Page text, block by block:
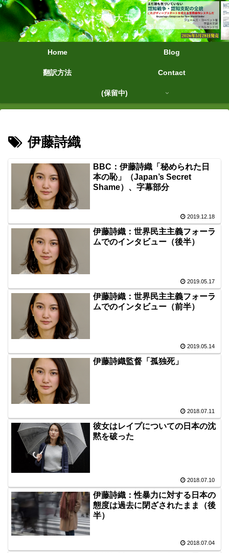
字幕大王
Home Blog
翻訳方法 Contact
(保留中)
伊藤詩織
BBC：伊藤詩織「秘められた日
本の恥」（Japan’s Secret
Shame）、字幕部分
2019.12.18
伊藤詩織：世界民主主義フォーラ
ムでのインタビュー（後半）
2019.05.17
伊藤詩織：世界民主主義フォーラ
ムでのインタビュー（前半）
2019.05.14
伊藤詩織監督「孤独死」
2018.07.11
彼女はレイプについての日本の沈
黙を破った
2018.07.10
伊藤詩織：性暴力に対する日本の
態度は過去に閉ざされたまま（後
半）
2018.07.04